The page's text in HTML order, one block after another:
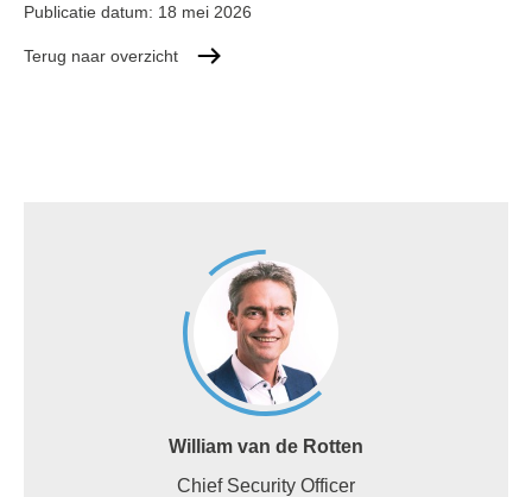
Publicatie datum: 18 mei 2026
Terug naar overzicht
William van de Rotten
Chief Security Officer